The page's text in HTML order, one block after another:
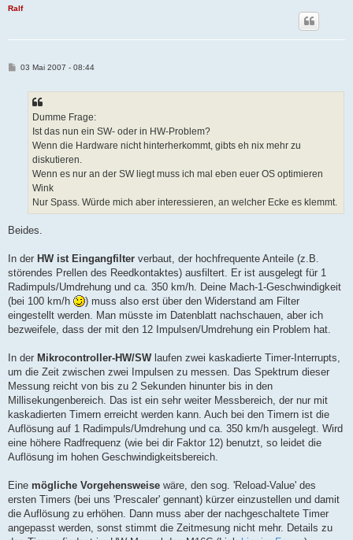
Ralf
B03 Mai 2007 - 08:44
Dumme Frage:
Ist das nun ein SW- oder in HW-Problem?
Wenn die Hardware nicht hinterherkommt, gibts eh nix mehr zu
diskutieren.
Wenn es nur an der SW liegt muss ich mal eben euer OS optimieren
Wink
Nur Spass. Würde mich aber interessieren, an welcher Ecke es klemmt.
Beides.
In der HW ist Eingangfilter verbaut, der hochfrequente Anteile (z.B.
störendes Prellen des Reedkontaktes) ausfiltert. Er ist ausgelegt für 1
Radimpuls/Umdrehung und ca. 350 km/h. Deine Mach-1-Geschwindigkeit
(bei 100 km/h
) muss also erst über den Widerstand am Filter
eingestellt werden. Man müsste im Datenblatt nachschauen, aber ich
bezweifele, dass der mit den 12 Impulsen/Umdrehung ein Problem hat.
In der Mikrocontroller-HW/SWlaufen zwei kaskadierte Timer-Interrupts,
um die Zeit zwischen zwei Impulsen zu messen. Das Spektrum dieser
Messung reicht von bis zu 2 Sekunden hinunter bis in den
Millisekungenbereich. Das ist ein sehr weiter Messbereich, der nur mit
kaskadierten Timern erreicht werden kann. Auch bei den Timern ist die
Auflösung auf 1 Radimpuls/Umdrehung und ca. 350 km/h ausgelegt. Wird
eine höhere Radfrequenz (wie bei dir Faktor 12) benutzt, so leidet die
Auflösung im hohen Geschwindigkeitsbereich.
Eine mögliche Vorgehensweise wäre, den sog. 'Reload-Value' des
ersten Timers (bei uns 'Prescaler' gennant) kürzer einzustellen und damit
die Auflösung zu erhöhen. Dann muss aber der nachgeschaltete Timer
angepasst werden, sonst stimmt die Zeitmesung nicht mehr. Details zu